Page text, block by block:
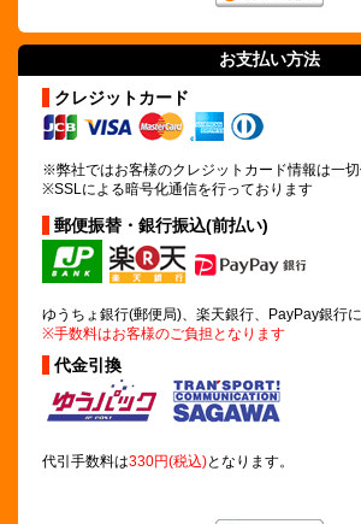
お支払い方法
クレジットカード
※弊社ではお客様のクレジットカード情報は一
※SSLによる暗号化通信を行っております
郵便振替・銀行振込(前払い)
ゆうちょ銀行(郵便局)、楽天銀行、PayPay銀行
※手数料はお客様のご負担となります
代金引換
代引手数料は330円(税込)となります。